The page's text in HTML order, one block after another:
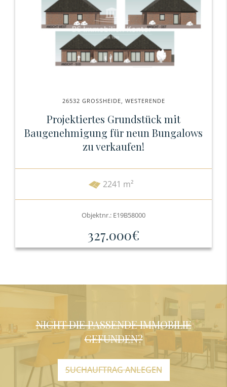
26532 GROSSHEIDE, WESTERENDE
Projektiertes Grundstück mit
Baugenehmigung für neun Bungalows
zu verkaufen!
2241 m²
Objektnr.: E19B58000
327.000€
NICHT DIE PASSENDE IMMOBILIE
GEFUNDEN?
SUCHAUFTRAG ANLEGEN